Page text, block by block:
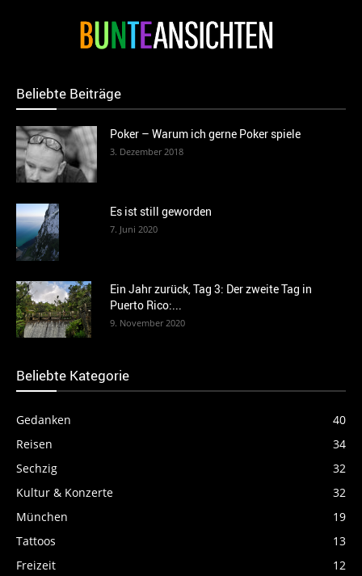
Beliebte Beiträge
Poker – Warum ich gerne Poker spiele
3. Dezember 2018
Es ist still geworden
7. Juni 2020
Ein Jahr zurück, Tag 3: Der zweite Tag in
Puerto Rico:...
9. November 2020
Beliebte Kategorie
Gedanken
40
Reisen
34
Sechzig
32
Kultur & Konzerte
32
München
19
Tattoos
13
Freizeit
12